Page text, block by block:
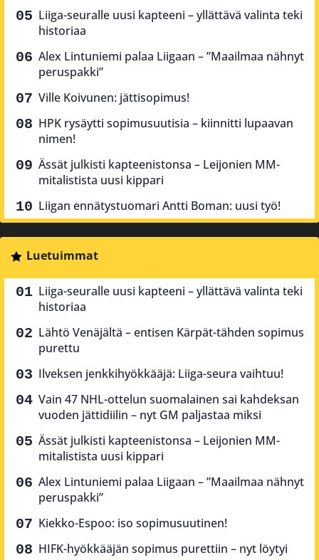
Liiga-seuralle uusi kapteeni – yllättävä valinta teki
historiaa
Alex Lintuniemi palaa Liigaan – ”Maailmaa nähnyt
peruspakki”
Ville Koivunen: jättisopimus!
HPK rysäytti sopimusuutisia – kiinnitti lupaavan
nimen!
Ässät julkisti kapteenistonsa – Leijonien MM-
mitalistista uusi kippari
Liigan ennätystuomari Antti Boman: uusi työ!
Luetuimmat
Liiga-seuralle uusi kapteeni – yllättävä valinta teki
historiaa
Lähtö Venäjältä – entisen Kärpät-tähden sopimus
purettu
Ilveksen jenkkihyökkääjä: Liiga-seura vaihtuu!
Vain 47 NHL-ottelun suomalainen sai kahdeksan
vuoden jättidiilin – nyt GM paljastaa miksi
Ässät julkisti kapteenistonsa – Leijonien MM-
mitalistista uusi kippari
Alex Lintuniemi palaa Liigaan – ”Maailmaa nähnyt
peruspakki”
Kiekko-Espoo: iso sopimusuutinen!
HIFK-hyökkääjän sopimus purettiin – nyt löytyi